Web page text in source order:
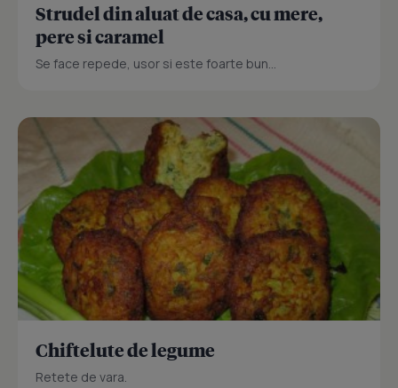
Strudel din aluat de casa, cu mere,
pere si caramel
Se face repede, usor si este foarte bun...
Chiftelute de legume
Retete de vara.